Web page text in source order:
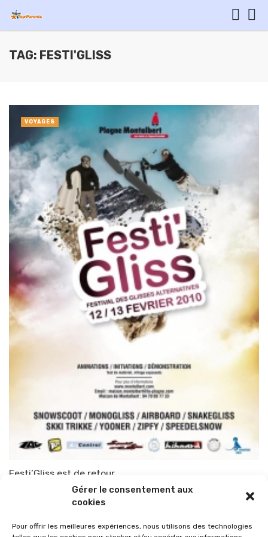
Gérer le consentement aux
cookies
Pour offrir les meilleures expériences, nous utilisons des technologies
TAG: FESTI'GLISS
Festi’Gliss est de retour
TOP-PARENTS 4 février 2010
VOYAGES